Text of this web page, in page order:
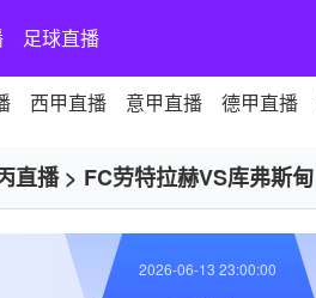
足球直播
西甲直播 意甲直播 德甲直播
直播> FC劳特拉赫VS库弗斯甸
2026-06-13 23:00:00